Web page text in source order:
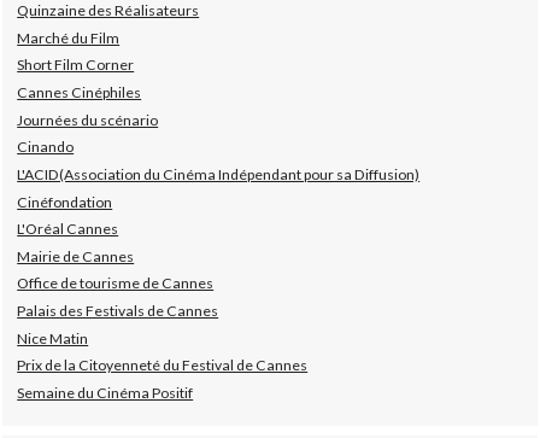
Quinzaine des Réalisateurs
Marché du Film
Short Film Corner
Cannes Cinéphiles
Journées du scénario
Cinando
L'ACID(Association du Cinéma Indépendant pour sa Diffusion)
Cinéfondation
L'Oréal Cannes
Mairie de Cannes
Office de tourisme de Cannes
Palais des Festivals de Cannes
Nice Matin
Prix de la Citoyenneté du Festival de Cannes
Semaine du Cinéma Positif